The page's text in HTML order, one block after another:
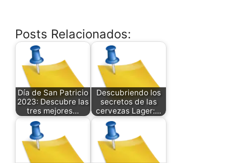
Posts Relacionados:
Día de San Patricio
2023: Descubre las
tres mejores…
Descubriendo los
secretos de las
cervezas Lager:…